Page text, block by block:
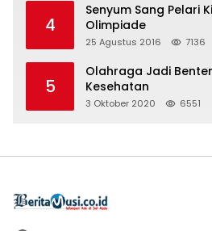
4
Senyum Sang Pelari
Olimpiade
25 Agustus 2016 7136
5
Olahraga Jadi
Kesehatan
3 Oktober 2020 6551